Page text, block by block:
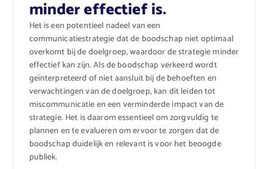
minder effectief is.
Het is een potentieel nadeel van een
communicatiestrategie dat de boodschap niet optimaal
overkomt bij de doelgroep, waardoor de strategie minder
effectief kan zijn. Als de boodschap verkeerd wordt
geïnterpreteerd of niet aansluit bij de behoeften en
verwachtingen van de doelgroep, kan dit leiden tot
miscommunicatie en een verminderde impact van de
strategie. Het is daarom essentieel om zorgvuldig te
plannen en te evalueren om ervoor te zorgen dat de
boodschap duidelijk en relevant is voor het beoogde
publiek.